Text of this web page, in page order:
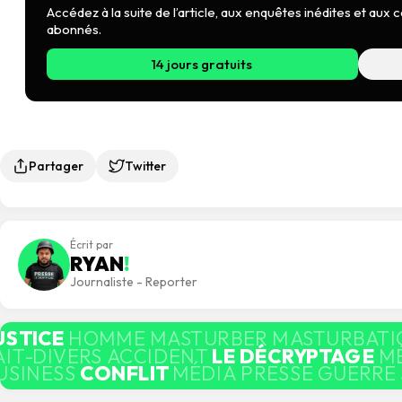
Accédez à la suite de l’article, aux enquêtes inédites et aux
abonnés.
14 jours gratuits
Partager Twitter
Écrit par
RYAN!
Journaliste - Reporter
HOMME MASTURBER
DIVERS ACCIDENT LE DÉCRYPTAGE
CONFLIT MÉDIA PRESSE